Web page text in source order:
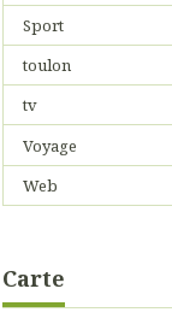
Sport
toulon
tv
Voyage
Web
Carte